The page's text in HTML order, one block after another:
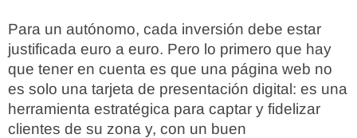
Para un autónomo, cada inversión debe estar
justificada euro a euro. Pero lo primero que hay
que tener en cuenta es que una página web no
es solo una tarjeta de presentación digital: es una
herramienta estratégica para captar y fidelizar
clientes de su zona y, con un buen